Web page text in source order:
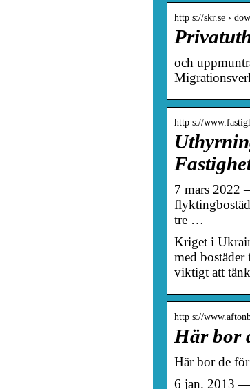
http s://skr.se ›
och
http s://
7 mars 2022
tre …
Kriget i
med
viktigt att
http s://
Här bor
Här bor de
6 jan. 2013 —